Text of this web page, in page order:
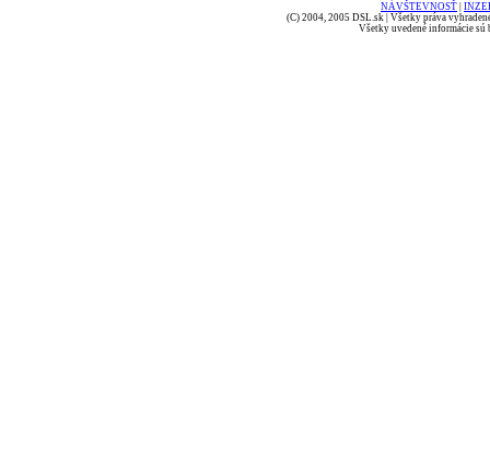
NÁVŠTEVNOSŤ
(C) 2004, 2005 DSL.sk | Všetky práva
Všetky uvedené informácie sú